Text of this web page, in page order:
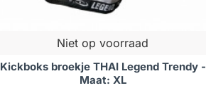
Niet op voorraad
Kickboks broekje THAI Legend Trendy -
Maat: XL